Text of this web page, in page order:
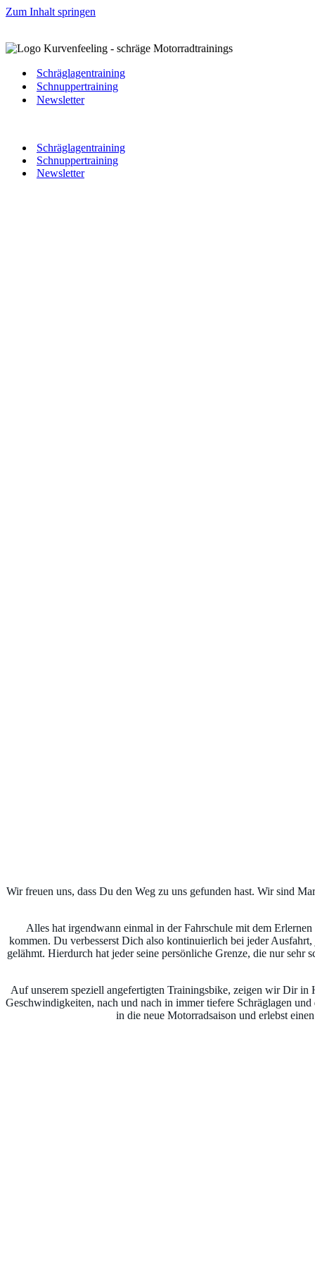
Zum Inhalt springen
Schräglagentraining
Schnuppertraining
Newsletter
Schräglagentraining
Schnuppertraining
Newsletter
Wir freuen uns, dass Du den Weg zu uns gefunden hast. Wir sind
Alles hat irgendwann einmal in der Fahrschule mit dem
kommen. Du verbesserst Dich also kontinuierlich bei jeder
gelähmt. Hierdurch hat jeder seine persönliche Grenze, die nur
Auf unserem speziell angefertigten Trainingsbike, zeigen wir Dir
Geschwindigkeiten, nach und nach in immer tiefere Schräglagen
in die neue Motorradsaison und erlebst